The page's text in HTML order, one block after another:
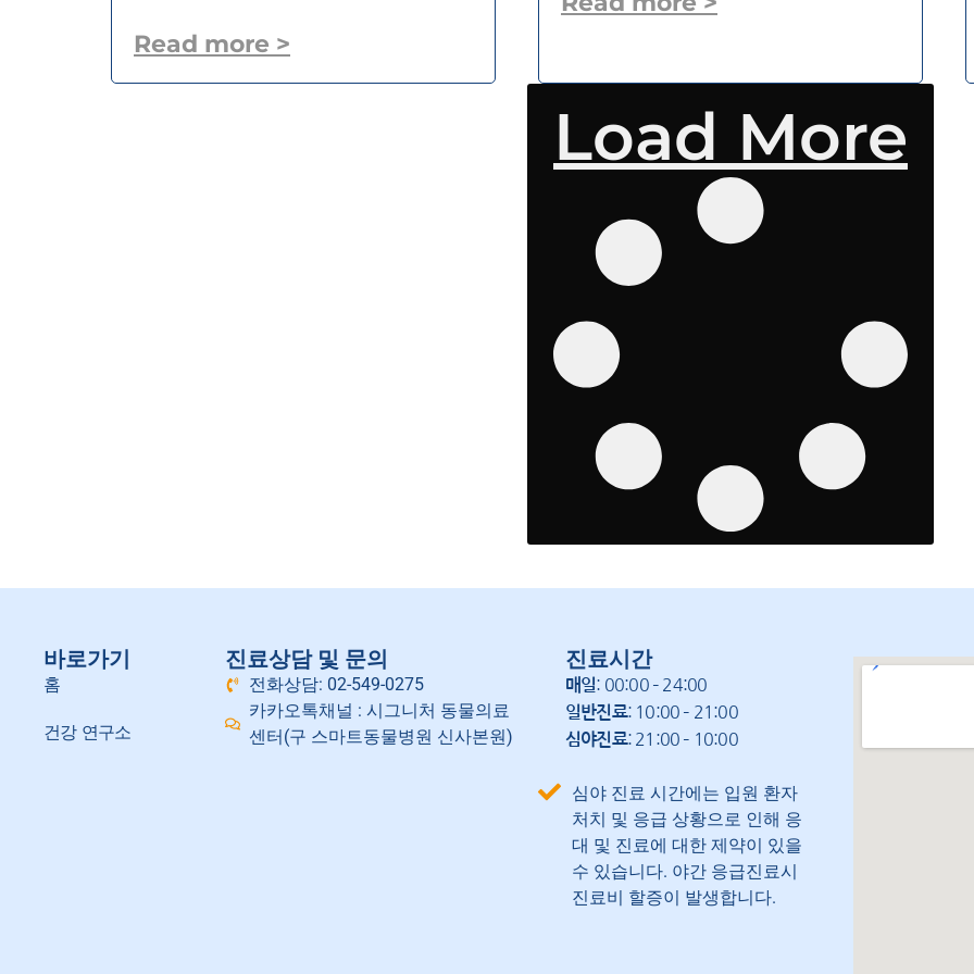
Read more >
Load More
바로가기
홈
건강 연구소
진료상담 및 문의
전화상담: 02-549-0275
카카오톡채널 : 시그니처 동물의료
센터(구 스마트동물병원 신사본원)
진료시간
매일: 00:00 – 24:00
일반진료: 10:00 – 21:00
심야진료: 21:00 – 10:00
심야 진료 시간에는 입원 환자
처치 및 응급 상황으로 인해 응
대 및 진료에 대한 제약이 있을
수 있습니다. 야간 응급진료시
진료비 할증이 발생합니다.